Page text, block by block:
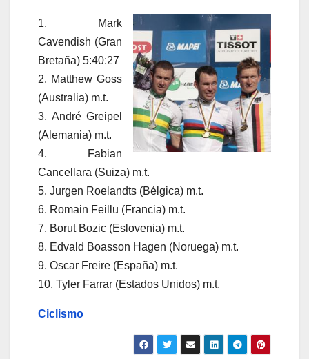
1. Mark
Cavendish (Gran
Bretaña) 5:40:27
2. Matthew Goss
(Australia) m.t.
3. André Greipel
(Alemania) m.t.
4. Fabian
Cancellara (Suiza) m.t.
5. Jurgen Roelandts (Bélgica) m.t.
6. Romain Feillu (Francia) m.t.
7. Borut Bozic (Eslovenia) m.t.
8. Edvald Boasson Hagen (Noruega) m.t.
9. Oscar Freire (España) m.t.
10. Tyler Farrar (Estados Unidos) m.t.
Ciclismo